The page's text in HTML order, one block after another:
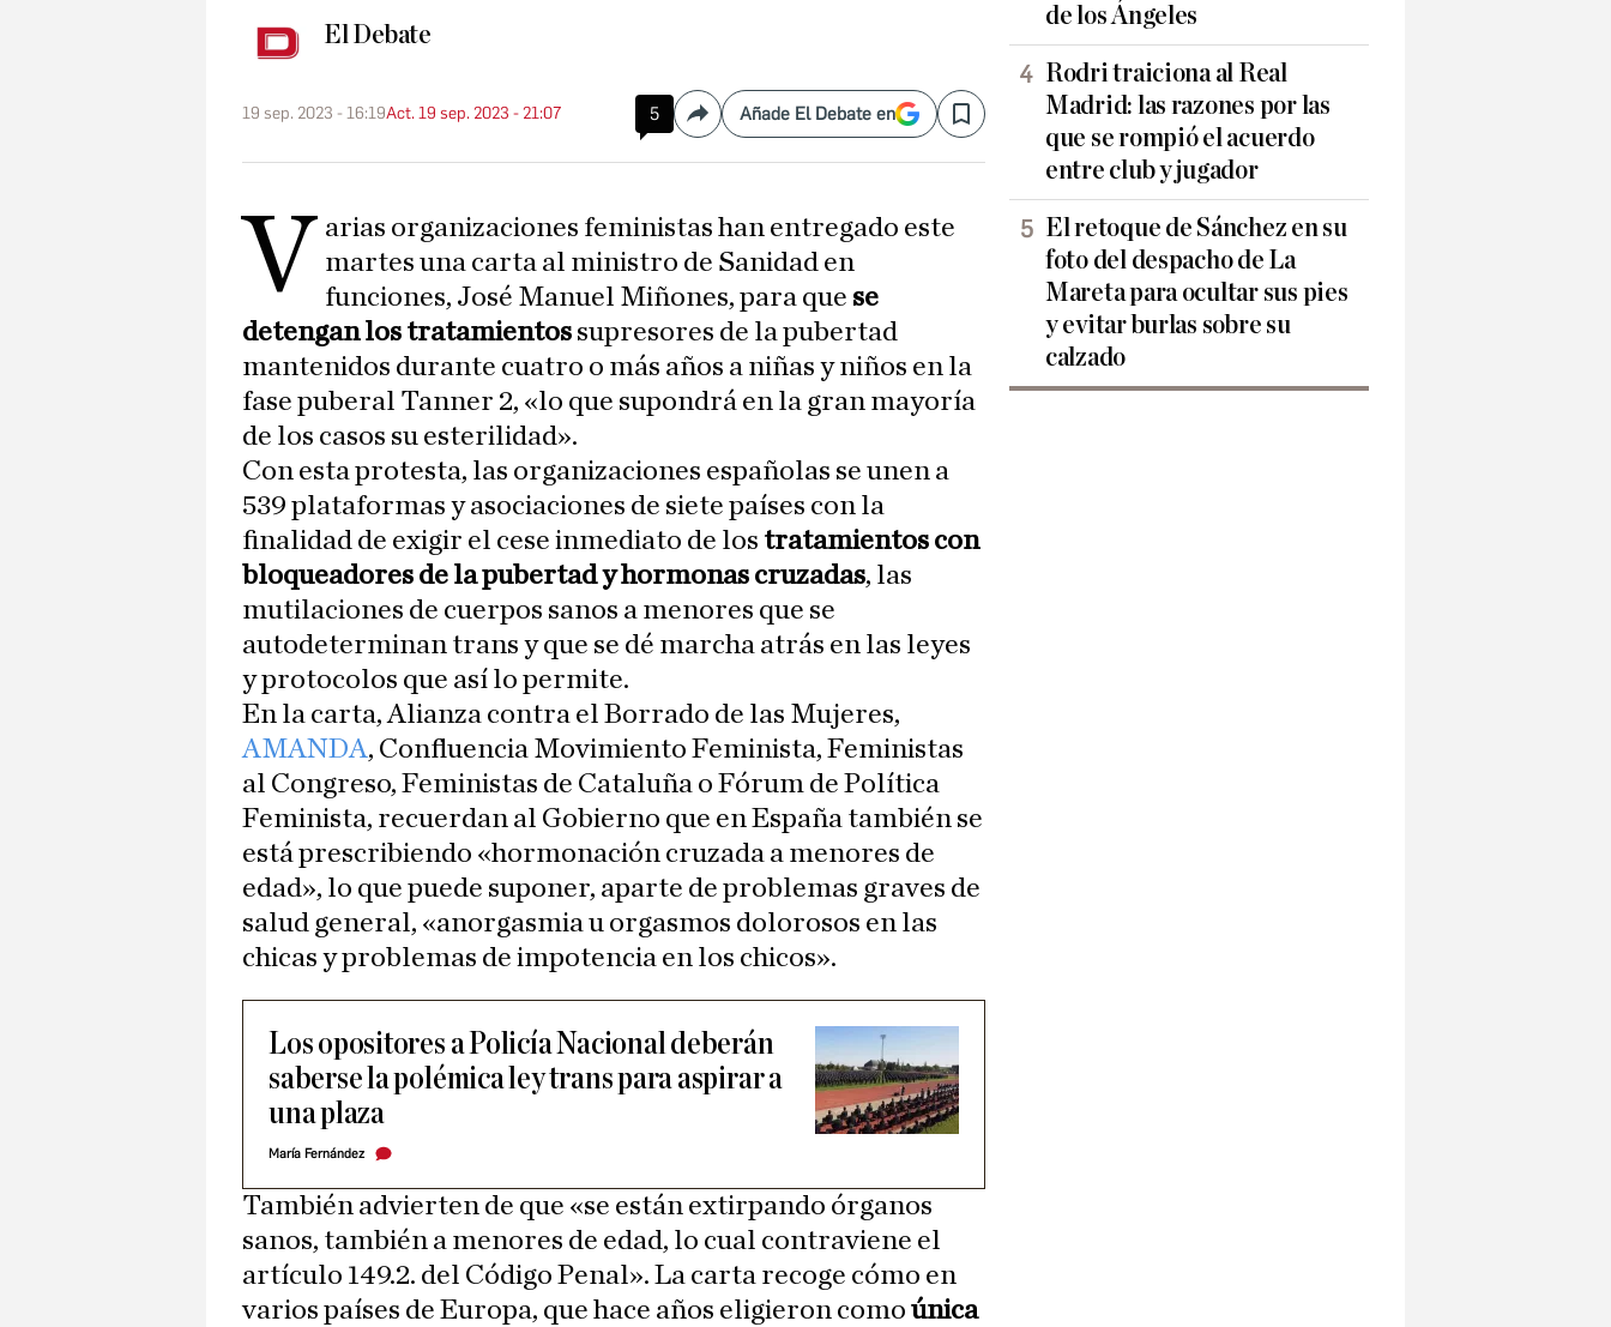
El Debate
19 sep. 2023 - 16:19Act. 19 sep. 2023 - 21:07 5 CompartirAñade El Debate en Save
V arias organizaciones feministas han entregado este
martes una carta al ministro de Sanidad en
funciones, José Manuel Miñones, para que se
detengan los tratamientos supresores de la pubertad
mantenidos durante cuatro o más años a niñas y niños en la
fase puberal Tanner 2, «lo que supondrá en la gran mayoría
de los casos su esterilidad».
Con esta protesta, las organizaciones españolas se unen a
539 plataformas y asociaciones de siete países con la
finalidad de exigir el cese inmediato de los tratamientos con
bloqueadores de la pubertad y hormonas cruzadas, las
mutilaciones de cuerpos sanos a menores que se
autodeterminan trans y que se dé marcha atrás en las leyes
y protocolos que así lo permite.
En la carta, Alianza contra el Borrado de las Mujeres,
AMANDA, Confluencia Movimiento Feminista, Feministas
al Congreso, Feministas de Cataluña o Fórum de Política
Feminista, recuerdan al Gobierno que en España también se
está prescribiendo «hormonación cruzada a menores de
edad», lo que puede suponer, aparte de problemas graves de
salud general, «anorgasmia u orgasmos dolorosos en las
chicas y problemas de impotencia en los chicos».
Los opositores a Policía Nacional deberán
saberse la polémica ley trans para aspirar a
una plaza
María Fernández
También advierten de que «se están extirpando órganos
sanos, también a menores de edad, lo cual contraviene el
artículo 149.2. del Código Penal». La carta recoge cómo en
varios países de Europa, que hace años eligieron como única
de los Ángeles
Rodri traiciona al Real
Madrid: las razones por las
que se rompió el acuerdo
entre club y jugador
El retoque de Sánchez en su
foto del despacho de La
Mareta para ocultar sus pies
y evitar burlas sobre su
calzado